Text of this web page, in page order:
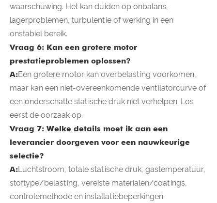
waarschuwing. Het kan duiden op onbalans,
lagerproblemen, turbulentie of werking in een
onstabiel bereik.
Vraag 6: Kan een grotere motor
prestatieproblemen oplossen?
A:Een grotere motor kan overbelasting voorkomen,
maar kan een niet-overeenkomende ventilatorcurve of
een onderschatte statische druk niet verhelpen. Los
eerst de oorzaak op.
Vraag 7: Welke details moet ik aan een
leverancier doorgeven voor een nauwkeurige
selectie?
A:Luchtstroom, totale statische druk, gastemperatuur,
stoftype/belasting, vereiste materialen/coatings,
controlemethode en installatiebeperkingen.